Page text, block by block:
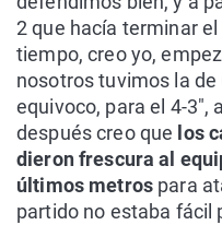
2 que hacía terminar
tiempo, creo yo,
nosotros tuvimos la de
equivoco, para el 4-3",
después creo que los
dieron frescura al
últimos metrospara
partido no estaba fácil